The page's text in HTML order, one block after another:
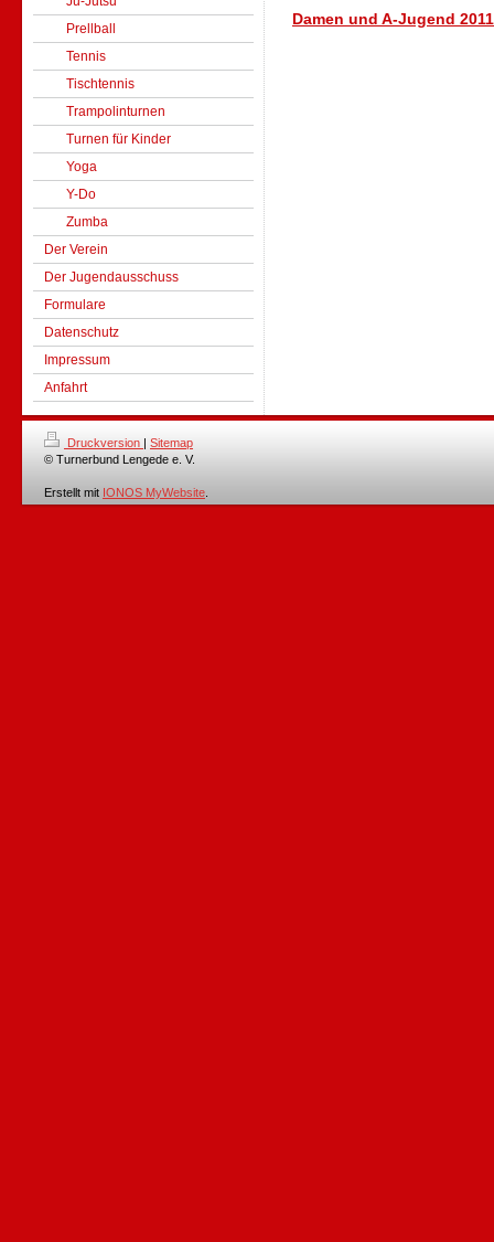
Prellball
Tennis
Tischtennis
Trampolinturnen
Turnen für Kinder
Yoga
Y-Do
Zumba
Der Verein
Der Jugendausschuss
Formulare
Datenschutz
Impressum
Anfahrt
Damen und A-Jugend
Druckversion | Sitemap
© Turnerbund Lengede e. V.
Erstellt mit IONOS MyWebsite